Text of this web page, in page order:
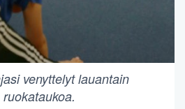
venyttelyt lauantain